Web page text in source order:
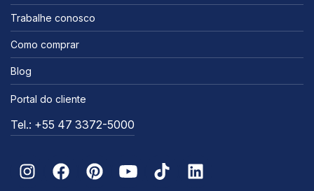
Trabalhe conosco
Como comprar
Blog
Portal do cliente
Tel.: +55 47 3372-5000